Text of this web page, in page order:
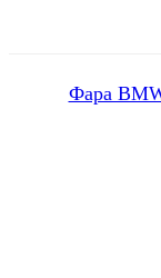
Фара